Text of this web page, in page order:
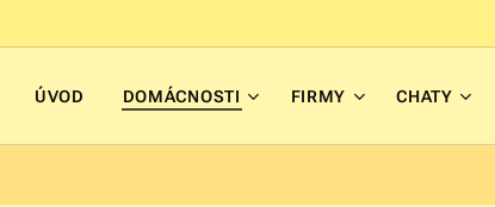
ÚVOD DOMÁCNOSTI FIRMY CHATY